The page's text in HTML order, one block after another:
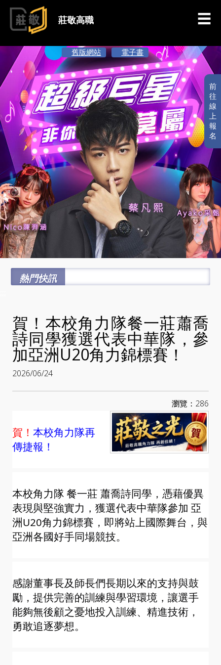
跳到主要內容
莊敬高職
前
往
線
上
報
名
舊版網站 電子書
熱門快訊
賀！本校角力隊餐一莊蕭喬
詩同學獲選代表中華隊，參
加亞洲U20角力錦標賽！
2026/06/24
瀏覽：286
賀！ 本校角力隊再
傳捷報！
本校角力隊 餐一莊 蕭喬詩同學，憑藉優異
表現與堅強實力，獲選代表中華隊參加 亞
洲U20角力錦標賽，即將站上國際舞台，與
亞洲各國好手同場競技。
感謝董事長及師長們長期以來的支持與鼓
勵，提供完善的訓練與學習環境，讓選手
能夠無後顧之憂地投入訓練、精進技術，
勇敢追逐夢想。